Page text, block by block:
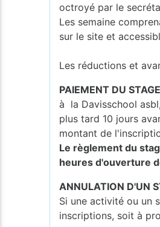
octroyé par le
Les semaine
sur le site et
Les réductions et
PAIEMENT DU
à la Davisschool asbl,
plus tard 10 jours
montant de
Le règlement du
heures d'ouverture
ANNULATION D'UN
Si une activité ou un
inscriptions, soit à